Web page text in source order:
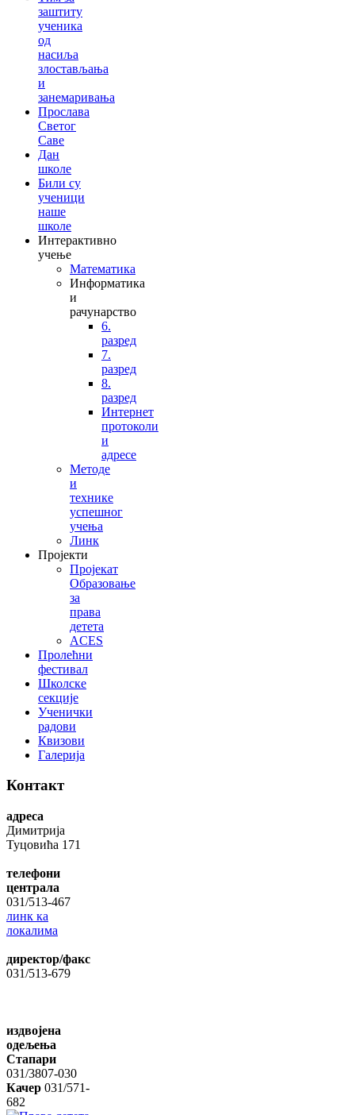
заштиту
ученика
од
насиља
злостављања
и
занемаривања
Прослава
Светог
Саве
Дан
школе
Били су
ученици
наше
школе
Интерактивно
учење
Математика
Информатика
и
рачунарство
6.
разред
7.
разред
8.
разред
Интернет
протоколи
и
адресе
Методе
и
технике
успешног
учења
Линк
Пројекти
Пројекат
Образовање
за
права
детета
ACES
Пролећни
фестивал
Школске
секције
Ученички
радови
Квизови
Галерија
Контакт
адреса
Димитрија
Туцовића 171
телефони
централа
031/513-467
линк ка
локалима
директор/факс
031/513-679
издвојена
одељења
Стапари
031/3807-030
Качер 031/571-
682